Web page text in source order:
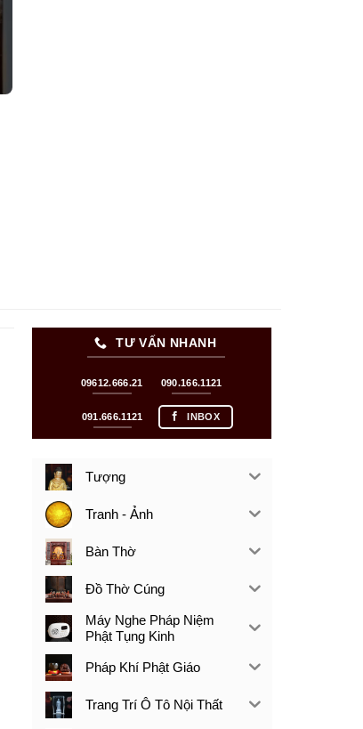
TƯ VẤN NHANH
09612.666.21 090.166.1121
091.666.1121 INBOX
Tượng
Tranh - Ảnh
Bàn Thờ
Đồ Thờ Cúng
Máy Nghe Pháp Niệm
Phật Tụng Kinh
Pháp Khí Phật Giáo
Trang Trí Ô Tô Nội Thất